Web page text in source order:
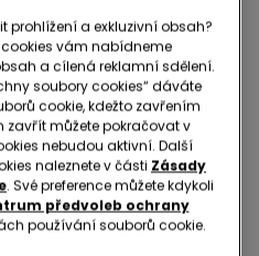
-50%
1 Barva
prohlížení a exkluzivní obsah?
vám nabídneme
a cílená reklamní sdělení.
soubory cookies“ dáváte
cookie, kdežto zavřením
zavřít můžete pokračovat v
nebudou aktivní. Další
naleznete v části Zásady
. Své preference můžete kdykoli
předvoleb ochrany
používání souborů cookie.